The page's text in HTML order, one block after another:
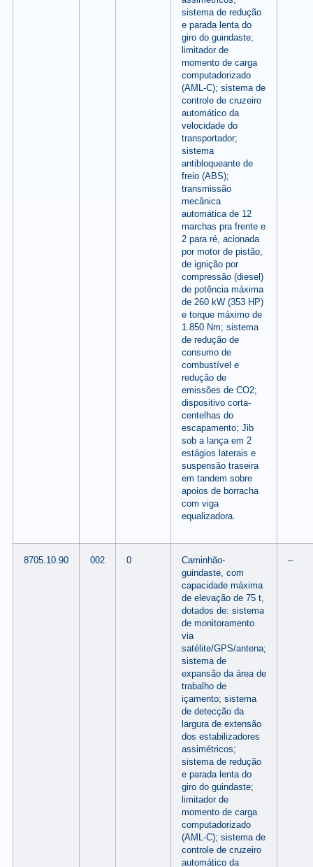
sistema de redução
e parada lenta do
giro do guindaste;
limitador de
momento de carga
computadorizado
(AML-C); sistema de
controle de cruzeiro
automático da
velocidade do
transportador;
sistema
antibloqueante de
freio (ABS);
transmissão
mecânica
automática de 12
marchas pra frente e
2 para ré, acionada
por motor de pistão,
de ignição por
compressão (diesel)
de potência máxima
de 260 kW (353 HP)
e torque máximo de
1.850 Nm; sistema
de redução de
consumo de
combustível e
redução de
emissões de CO2;
dispositivo corta-
centelhas do
escapamento; Jib
sob a lança em 2
estágios laterais e
suspensão traseira
em tandem sobre
apoios de borracha
com viga
equalizadora.
8705.10.90 002 0
Caminhão-
guindaste, com
capacidade máxima
de elevação de 75 t,
dotados de: sistema
de monitoramento
via
satélite/GPS/antena;
sistema de
expansão da área de
trabalho de
içamento; sistema
de detecção da
largura de extensão
dos estabilizadores
assimétricos;
sistema de redução
e parada lenta do
giro do guindaste;
limitador de
momento de carga
computadorizado
(AML-C); sistema de
controle de cruzeiro
automático da
–